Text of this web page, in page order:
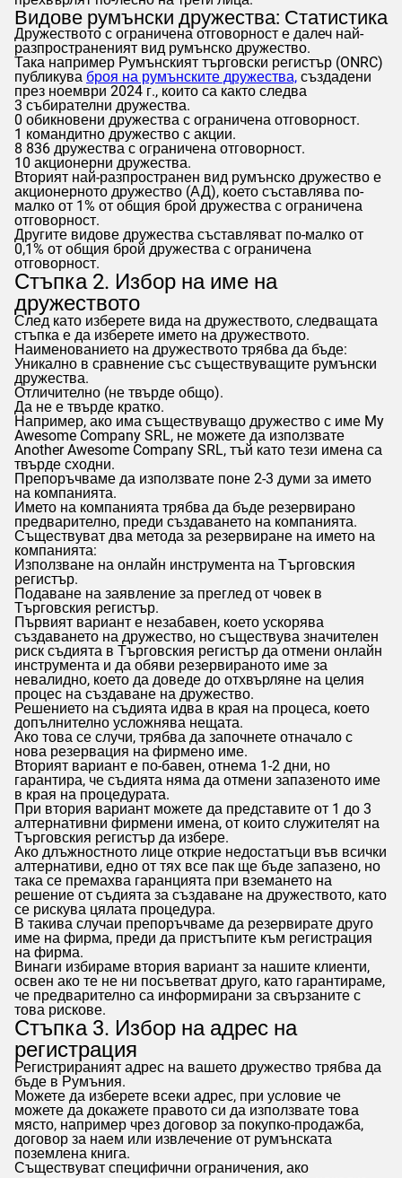
Видове румънски дружества: Статистика
Дружеството с ограничена отговорност е далеч най-
разпространеният вид румънско дружество.
Така например Румънският търговски регистър (ONRC)
публикува броя на румънските дружества, създадени
през ноември 2024 г., които са както следва
3 събирателни дружества.
0 обикновени дружества с ограничена отговорност.
1 командитно дружество с акции.
8 836 дружества с ограничена отговорност.
10 акционерни дружества.
Вторият най-разпространен вид румънско дружество е
акционерното дружество (АД), което съставлява по-
малко от 1% от общия брой дружества с ограничена
отговорност.
Другите видове дружества съставляват по-малко от
0,1% от общия брой дружества с ограничена
отговорност.
Стъпка 2. Избор на име на
дружеството
След като изберете вида на дружеството, следващата
стъпка е да изберете името на дружеството.
Наименованието на дружеството трябва да бъде:
Уникално в сравнение със съществуващите румънски
дружества.
Отличително (не твърде общо).
Да не е твърде кратко.
Например, ако има съществуващо дружество с име My
Awesome Company SRL, не можете да използвате
Another Awesome Company SRL, тъй като тези имена са
твърде сходни.
Препоръчваме да използвате поне 2-3 думи за името
на компанията.
Името на компанията трябва да бъде резервирано
предварително, преди създаването на компанията.
Съществуват два метода за резервиране на името на
компанията:
Използване на онлайн инструмента на Търговския
регистър.
Подаване на заявление за преглед от човек в
Търговския регистър.
Първият вариант е незабавен, което ускорява
създаването на дружество, но съществува значителен
риск съдията в Търговския регистър да отмени онлайн
инструмента и да обяви резервираното име за
невалидно, което да доведе до отхвърляне на целия
процес на създаване на дружество.
Решението на съдията идва в края на процеса, което
допълнително усложнява нещата.
Ако това се случи, трябва да започнете отначало с
нова резервация на фирмено име.
Вторият вариант е по-бавен, отнема 1-2 дни, но
гарантира, че съдията няма да отмени запазеното име
в края на процедурата.
При втория вариант можете да представите от 1 до 3
алтернативни фирмени имена, от които служителят на
Търговския регистър да избере.
Ако длъжностното лице открие недостатъци във всички
алтернативи, едно от тях все пак ще бъде запазено, но
така се премахва гаранцията при вземането на
решение от съдията за създаване на дружеството, като
се рискува цялата процедура.
В такива случаи препоръчваме да резервирате друго
име на фирма, преди да пристъпите към регистрация
на фирма.
Винаги избираме втория вариант за нашите клиенти,
освен ако те не ни посъветват друго, като гарантираме,
че предварително са информирани за свързаните с
това рискове.
Стъпка 3. Избор на адрес на
регистрация
Регистрираният адрес на вашето дружество трябва да
бъде в Румъния.
Можете да изберете всеки адрес, при условие че
можете да докажете правото си да използвате това
място, например чрез договор за покупко-продажба,
договор за наем или извлечение от румънската
поземлена книга.
Съществуват специфични ограничения, ако